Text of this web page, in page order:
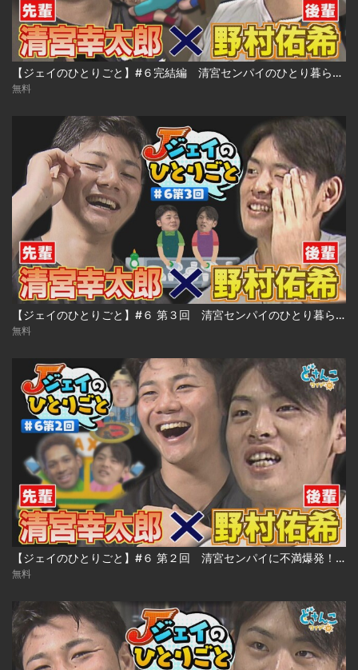
【ジェイのひとりごと】#６完結編 清宮センパイのひとり暮らしアドバイス編 ※2023年10月19日 放送
無料
【ジェイのひとりごと】#６ 第３回 清宮センパイのひとり暮らしアドバイス編 ※2023年10月19日 放送
無料
【ジェイのひとりごと】#６ 第２回 清宮センパイに不満爆発！？ ※2023年10月18日 放送
無料